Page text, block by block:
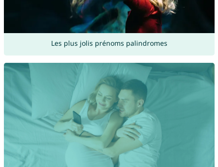
Les plus jolis prénoms palindromes